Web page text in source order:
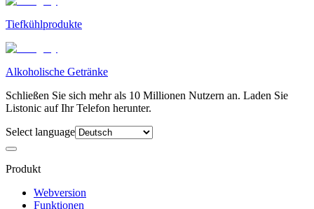
Tiefkühlprodukte
Alkoholische Getränke
Schließen Sie sich mehr als 10 Millionen Nutzern an. Laden Sie
Listonic auf Ihr Telefon herunter.
Select language
Produkt
Webversion
Funktionen